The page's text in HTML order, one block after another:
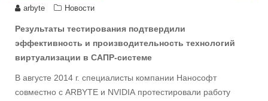
arbyte Новости
Результаты тестирования подтвердили
эффективность и производительность технологий
виртуализации в САПР-системе
В августе 2014 г. специалисты компании Нанософт
совместно с ARBYTE и NVIDIA протестировали работу